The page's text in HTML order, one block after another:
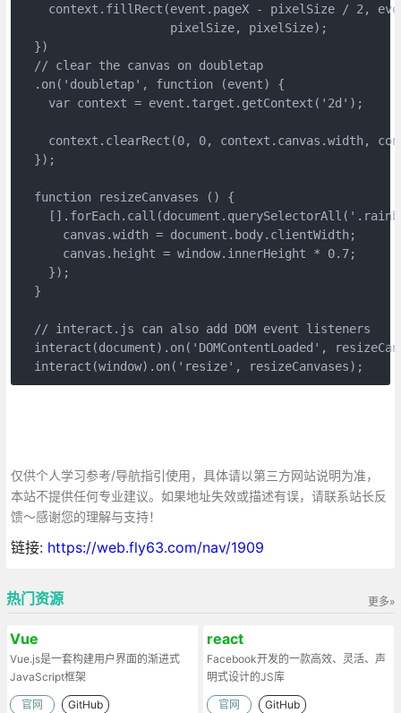
context.fillRect(event.pageX - pixelSize / 2,
                     pixelSize, pixelSize);
  })
  // clear the canvas on doubletap
  .on('doubletap', function (event) {
    var context = event.target.getContext('2d');
context.clearRect(0, 0, context.canvas.width,
  });
  function resizeCanvases () {
      canvas.width = document.body.clientWidth;
      canvas.height = window.innerHeight * 0.7;
    });
  }
  // interact.js can also add DOM event listeners
interact(document).on('DOMContentLoaded',
  interact(window).on('resize', resizeCanvases);
仅供个人学习参考/导航指引使用，具体请以第三方网站说明为准，
本站不提供任何专业建议。如果地址失效或描述有误，请联系站长反
馈～感谢您的理解与支持！
链接: https://web.fly63.com/nav/1909
更多»
热门资源
Vue
Vue.js是一套构建用户界面的渐进式
JavaScript框架
官网 GitHub
react
Facebook开发的一款高效、灵活、声
明式设计的JS库
官网 GitHub